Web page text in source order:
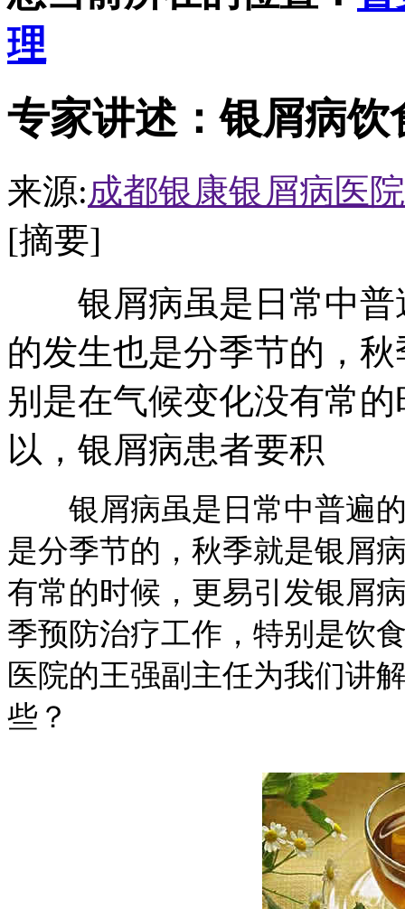
理
专家讲述：银屑病
来源:成都银康银屑病医院
[摘要]
银屑病虽是日常中普
的发生也是分季节的，
别是在气候变化没有常
以，银屑病患者要积
银屑病虽是日常中普遍的
是分季节的，秋季就是银屑
有常的时候，更易引发银屑
季预防治疗工作，特别是饮
医院的王强副主任为我们讲
些？